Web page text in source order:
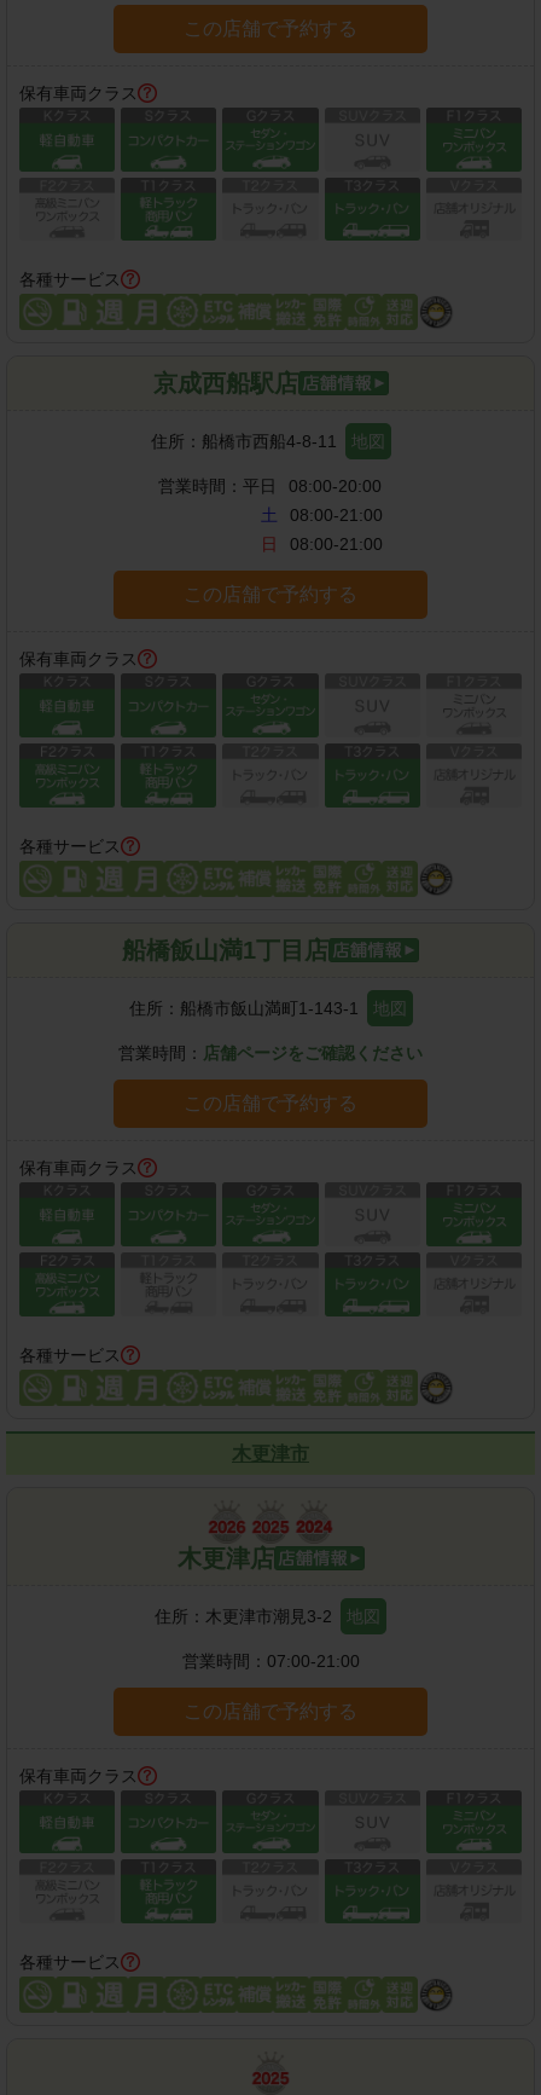
この店舗で予約する
保有車両クラス
各種サービス
京成西船駅店
住所： 船橋市西船4-8-11 地図
営業時間： 平日
08:00-20:00
土
08:00-21:00
日
08:00-21:00
この店舗で予約する
保有車両クラス
各種サービス
船橋飯山満1丁目店
住所： 船橋市飯山満町1-143-1 地図
営業時間： 店舗ページをご確認ください
この店舗で予約する
保有車両クラス
各種サービス
木更津市
木更津店
住所： 木更津市潮見3-2 地図
営業時間： 07:00-21:00
この店舗で予約する
保有車両クラス
各種サービス